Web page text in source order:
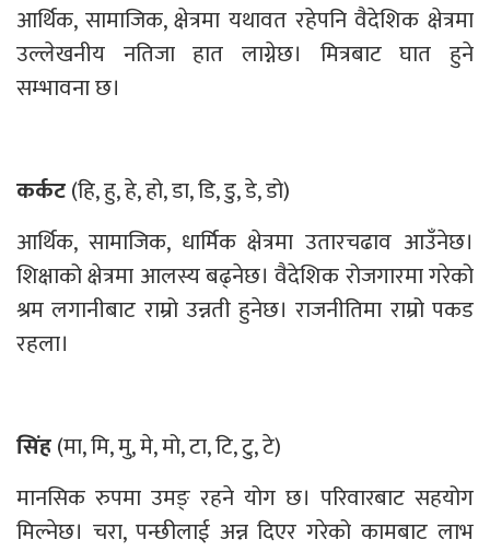
आर्थिक, सामाजिक, क्षेत्रमा यथावत रहेपनि वैदेशिक क्षेत्रमा
उल्लेखनीय नतिजा हात लाग्नेछ। मित्रबाट घात हुने
सम्भावना छ।
कर्कट(हि, हु, हे, हो, डा, डि, डु, डे, डो)
आर्थिक, सामाजिक, धार्मिक क्षेत्रमा उतारचढाव आउँनेछ।
शिक्षाको क्षेत्रमा आलस्य बढ्नेछ। वैदेशिक रोजगारमा गरेको
श्रम लगानीबाट राम्रो उन्नती हुनेछ। राजनीतिमा राम्रो पकड
रहला।
सिंह(मा, मि, मु, मे, मो, टा, टि, टु, टे)
मानसिक रुपमा उमङ् रहने योग छ। परिवारबाट सहयोग
मिल्नेछ। चरा, पन्छीलाई अन्न दिएर गरेको कामबाट लाभ